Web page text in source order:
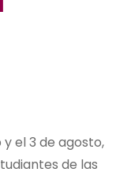
y el 3 de agosto,
de las